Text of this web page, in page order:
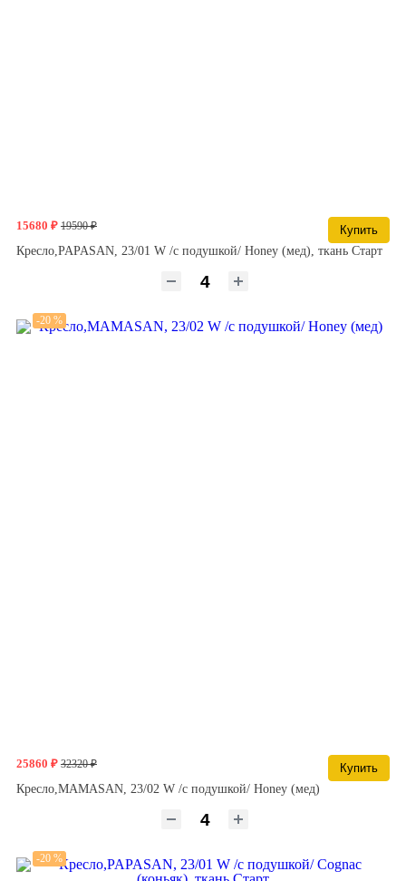
15680 ₽ 19590 ₽
Купить
Кресло,PAPASAN, 23/01 W /с подушкой/ Honey (мед), ткань Старт
25860 ₽ 32320 ₽
-20 %
Купить
Кресло,MAMASAN, 23/02 W /с подушкой/ Honey (мед)
-20 %